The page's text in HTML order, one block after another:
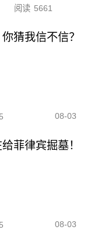
阅读 5661
猜我信不信？
08-03
菲律宾掘墓！
08-03